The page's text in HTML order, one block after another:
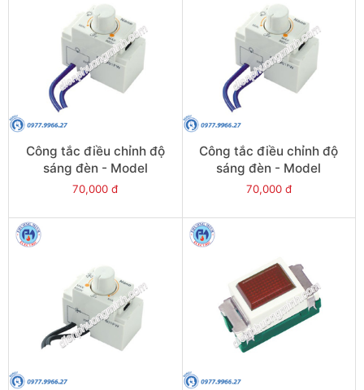
Công tắc điều chỉnh độ
sáng đèn - Model
FDL903W-Wide
70,000 đ
Công tắc điều chỉnh độ
sáng đèn - Model
FDL903FW-Full
70,000 đ